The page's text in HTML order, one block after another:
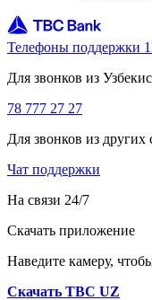
Телефоны поддержки
Для звонков из
78 777 27 27
Для звонков из других
Чат поддержки
На связи 24/7
Скачать приложение
Наведите камеру,
Скачать TBC UZ